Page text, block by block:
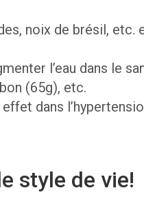
noix de brésil, etc.
l’eau dans le
(65g), etc.
dans
style de vie!